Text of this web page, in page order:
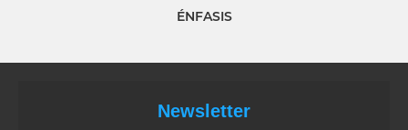
ÉNFASIS
Newsletter